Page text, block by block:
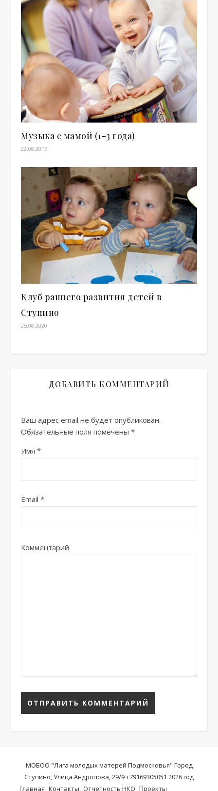
Музыка с мамой (1-3 года)
22.08.2016
Клуб раннего развития детей в
Ступино
25.08.2020
ДОБАВИТЬ КОММЕНТАРИЙ
Ваш адрес email не будет опубликован.
Обязательные поля помечены *
Имя *
Email *
Комментарий
МОБОО "Лига молодых матерей Подмосковья" Город
Ступино, Улица Андропова, 29/9 +79169305051 2026 год
Главная Контакты Отчетность НКО Проекты